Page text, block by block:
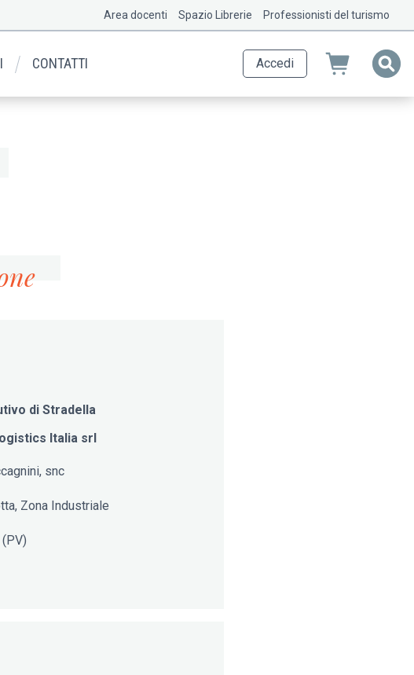
Area docenti Spazio Librerie Professionisti del turismo
CONTATTI Accedi
di Stradella
Italia srl
snc
Zona Industriale